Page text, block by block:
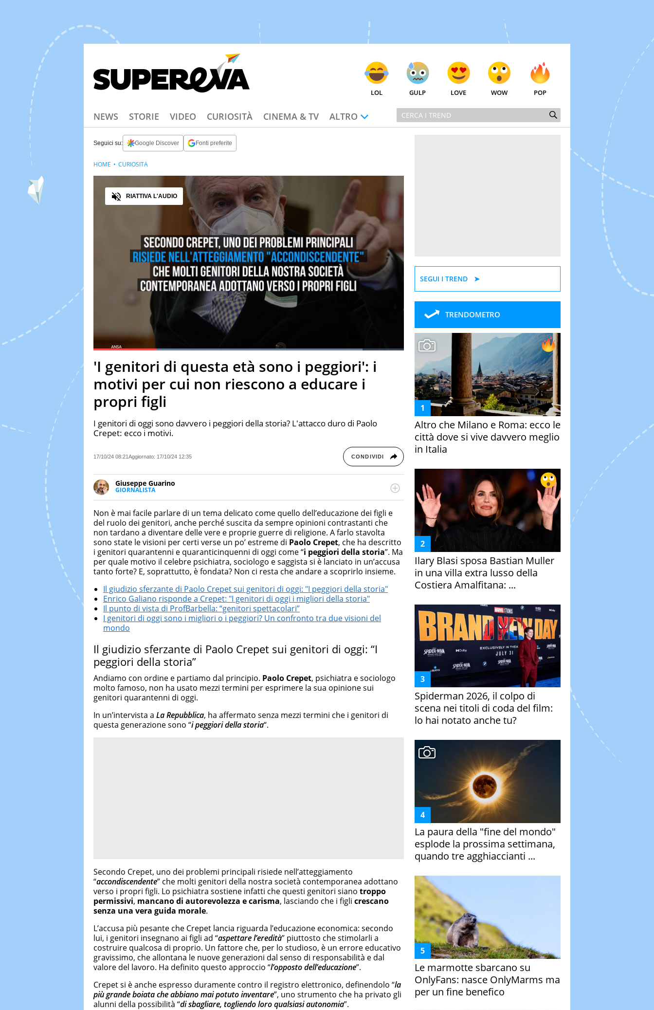
LOL GULP LOVE WOW POP
NEWS STORIE VIDEO CURIOSITÀ CINEMA & TV ALTRO
Seguici su: Google Discover Fonti preferite
PauseUnmuteCurrent TimeDuration
1:20
Loaded:86.64%
Fullscreen
Audio
RIATTIVA L'AUDIO
'I genitori di questa età sono i peggiori': i
motivi per cui non riescono a educare i
propri figli
I genitori di oggi sono davvero i peggiori della storia? L'attacco duro di Paolo
Crepet: ecco i motivi.
17/10/24 08:21Aggiornato: 17/10/24 12:35 CONDIVIDI
Giuseppe Guarino
GIORNALISTA
Ph(D) in Diritto Comparato e processi di integrazione e attivo nel campo della ricerca, in
particolare sulla Storia contemporanea di America Latina e Spagna. Collabora con
numerose testate ed è presidente dell'Associazione Culturale "La Biblioteca del Sannio".
HOME CURIOSITÀ
Non è mai facile parlare di un tema delicato come quello dell’educazione dei figli e
del ruolo dei genitori, anche perché suscita da sempre opinioni contrastanti che
non tardano a diventare delle vere e proprie guerre di religione. A farlo stavolta
sono state le visioni per certi verse un po’ estreme di Paolo Crepet, che ha descritto
i genitori quarantenni e quaranticinquenni di oggi come “i peggiori della storia”. Ma
per quale motivo il celebre psichiatra, sociologo e saggista si è lanciato in un’accusa
tanto forte? E, soprattutto, è fondata? Non ci resta che andare a scoprirlo insieme.
Il giudizio sferzante di Paolo Crepet sui genitori di oggi: "I peggiori della storia"
Enrico Galiano risponde a Crepet: "I genitori di oggi i migliori della storia"
Il punto di vista di ProfBarbella: “genitori spettacolari”
I genitori di oggi sono i migliori o i peggiori? Un confronto tra due visioni del
mondo
Il giudizio sferzante di Paolo Crepet sui genitori di oggi: “I
peggiori della storia”
Andiamo con ordine e partiamo dal principio. Paolo Crepet, psichiatra e sociologo
molto famoso, non ha usato mezzi termini per esprimere la sua opinione sui
genitori quarantenni di oggi.
In un’intervista a La Repubblica, ha affermato senza mezzi termini che i genitori di
questa generazione sono “i peggiori della storia“.
Secondo Crepet, uno dei problemi principali risiede nell’atteggiamento
“accondiscendente” che molti genitori della nostra società contemporanea adottano
verso i propri figli. Lo psichiatra sostiene infatti che questi genitori siano troppo
permissivi, mancano di autorevolezza e carisma, lasciando che i figli crescano
senza una vera guida morale.
L’accusa più pesante che Crepet lancia riguarda l’educazione economica: secondo
lui, i genitori insegnano ai figli ad “aspettare l’eredità” piuttosto che stimolarli a
costruire qualcosa di proprio. Un fattore che, per lo studioso, è un errore educativo
gravissimo, che allontana le nuove generazioni dal senso di responsabilità e dal
valore del lavoro. Ha definito questo approccio “l’opposto dell’educazione”.
Crepet si è anche espresso duramente contro il registro elettronico, definendolo “la
più grande boiata che abbiano mai potuto inventare”, uno strumento che ha privato gli
alunni della possibilità “di sbagliare, togliendo loro qualsiasi autonomia”.
SEGUI I TREND
TRENDOMETRO
Altro che Milano e Roma: ecco le
città dove si vive davvero meglio
in Italia
Ilary Blasi sposa Bastian Muller
in una villa extra lusso della
Costiera Amalfitana: ...
Spiderman 2026, il colpo di
scena nei titoli di coda del film:
lo hai notato anche tu?
La paura della "fine del mondo"
esplode la prossima settimana,
quando tre agghiaccianti ...
Le marmotte sbarcano su
OnlyFans: nasce OnlyMarms ma
per un fine benefico